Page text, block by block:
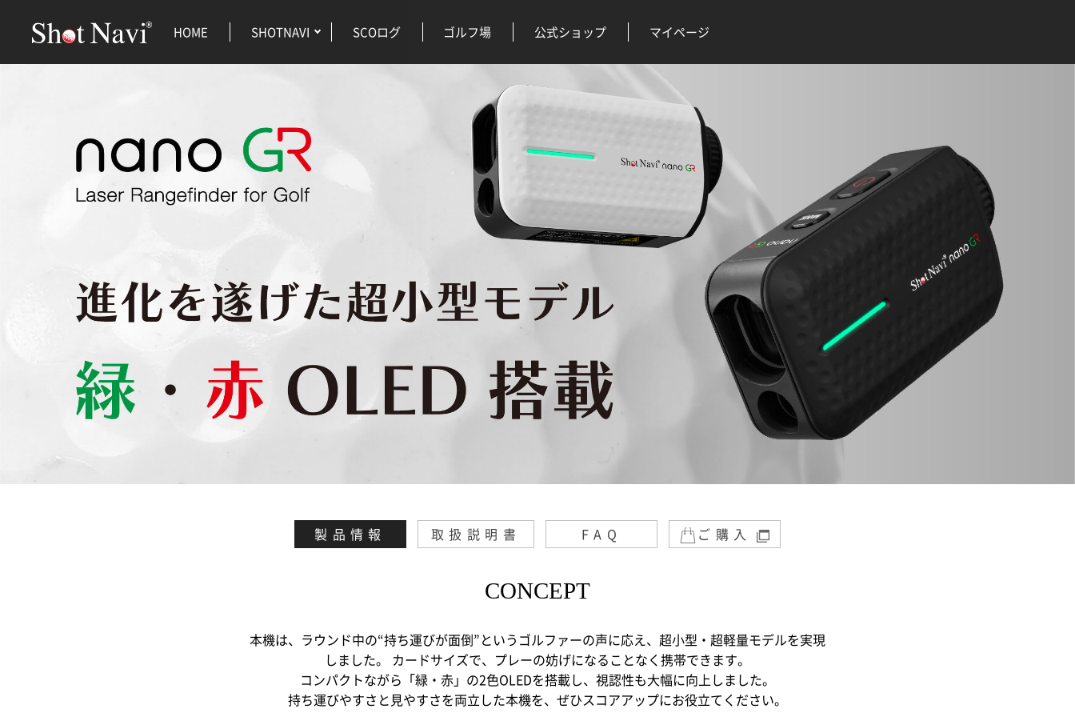
HOME SHOTNAVI SCOログ ゴルフ場 公式ショップ マイページ
製品情報 取扱説明書 FAQ ご購入
CONCEPT
本機は、ラウンド中の“持ち運びが面倒”というゴルファーの声に応え、超小型・超軽量モデルを実現
しました。 カードサイズで、プレーの妨げになることなく携帯できます。
コンパクトながら「緑・赤」の2色OLEDを搭載し、視認性も大幅に向上しました。
持ち運びやすさと見やすさを両立した本機を、ぜひスコアアップにお役立てください。